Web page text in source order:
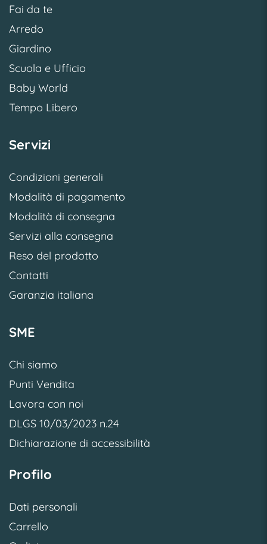
Fai da te
Arredo
Giardino
Scuola e Ufficio
Baby World
Tempo Libero
Servizi
Condizioni generali
Modalità di pagamento
Modalità di consegna
Servizi alla consegna
Reso del prodotto
Contatti
Garanzia italiana
SME
Chi siamo
Punti Vendita
Lavora con noi
DLGS 10/03/2023 n.24
Dichiarazione di accessibilità
Profilo
Dati personali
Carrello